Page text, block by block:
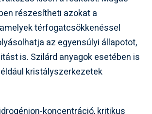
részesítheti azokat a
térfogatcsökkenéssel
az egyensúlyi állapotot,
is. Szilárd anyagok esetében is
kristályszerkezetek
koncentráció, kritikus